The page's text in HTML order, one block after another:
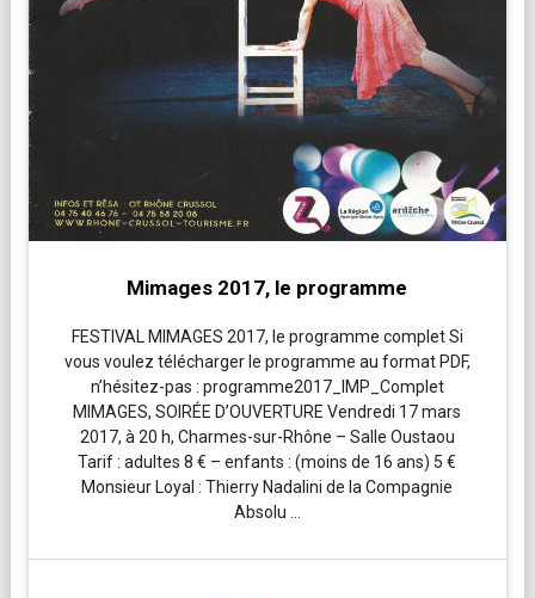
Mimages 2017, le programme
FESTIVAL MIMAGES 2017, le programme complet Si
vous voulez télécharger le programme au format PDF,
n’hésitez-pas : programme2017_IMP_Complet
MIMAGES, SOIRÉE D’OUVERTURE Vendredi 17 mars
2017, à 20 h, Charmes-sur-Rhône – Salle Oustaou
Tarif : adultes 8 € – enfants : (moins de 16 ans) 5 €
Monsieur Loyal : Thierry Nadalini de la Compagnie
Absolu …